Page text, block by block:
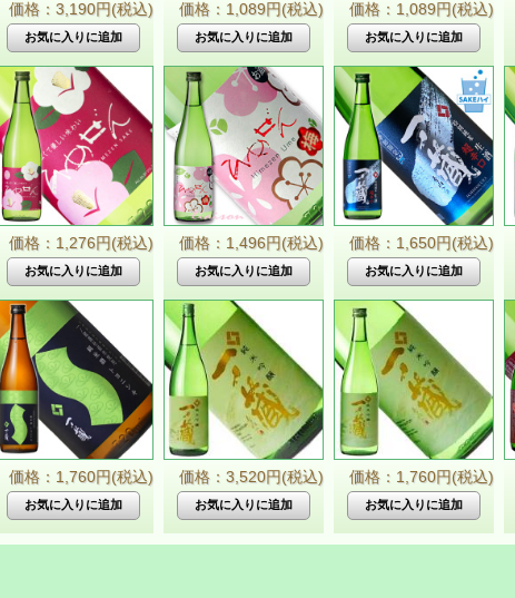
価格：3,190円(税込) 価格：1,089円(税込) 価格：1,089円(税込)
価格：1,276円(税込) 価格：1,496円(税込) 価格：1,650円(税込)
価格：1,760円(税込) 価格：3,520円(税込) 価格：1,760円(税込)